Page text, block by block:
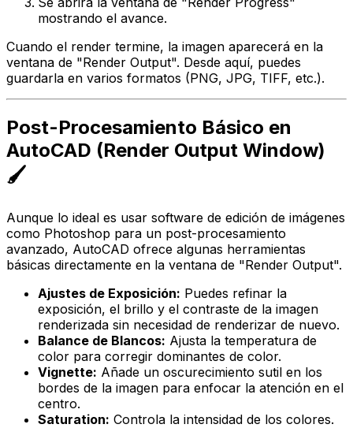
mostrando el avance.
Cuando el render termine, la imagen aparecerá en la
ventana de "Render Output". Desde aquí, puedes
guardarla en varios formatos (PNG, JPG, TIFF, etc.).
Post-Procesamiento Básico en
AutoCAD (Render Output Window)
🖌️
Aunque lo ideal es usar software de edición de imágenes
como Photoshop para un post-procesamiento
avanzado, AutoCAD ofrece algunas herramientas
básicas directamente en la ventana de "Render Output".
Ajustes de Exposición: Puedes refinar la
exposición, el brillo y el contraste de la imagen
renderizada sin necesidad de renderizar de nuevo.
Balance de Blancos: Ajusta la temperatura de
color para corregir dominantes de color.
Vignette: Añade un oscurecimiento sutil en los
bordes de la imagen para enfocar la atención en el
centro.
Saturation: Controla la intensidad de los colores.